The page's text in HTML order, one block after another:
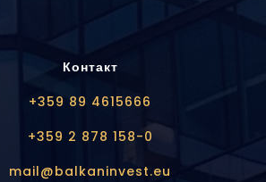
Контакт
+359 89 4615666
+359 2 878 158-0
mail@balkaninvest.eu